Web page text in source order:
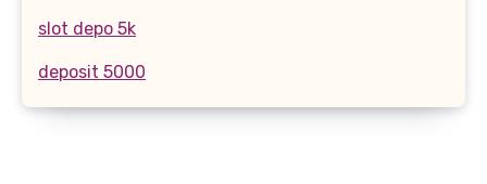
slot depo 5k
deposit 5000